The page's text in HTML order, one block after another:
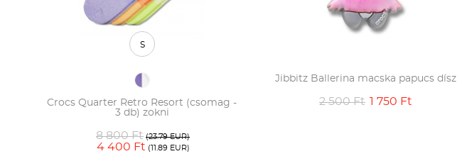
Crocs Quarter Retro Resort (csomag -
3 db) zokni
8 800 Ft (23.79 EUR)
4 400 Ft (11.89 EUR)
S
Jibbitz Ballerina macska papucs dísz
2 500 Ft 1 750 Ft